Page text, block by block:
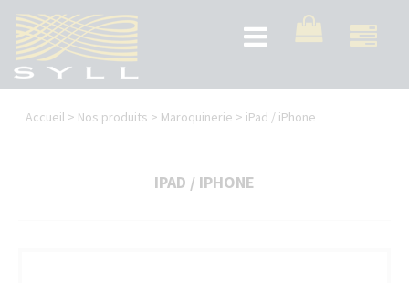
contenu
principal
Toggle
navigation
Vous
Accueil > Nos produits > Maroquinerie > iPad / iPhone
IPAD / IPHONE